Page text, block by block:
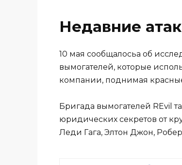
Недавние
10 мая сообщалосьа об
вымогателей, которые
компании, поднимая
Бригада вымогателей REvil
юридических секретов от
Леди Гага, Элтон Джон,